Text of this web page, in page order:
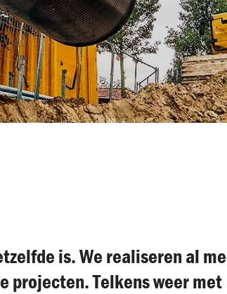
is. We realiseren al
projecten. Telkens weer met